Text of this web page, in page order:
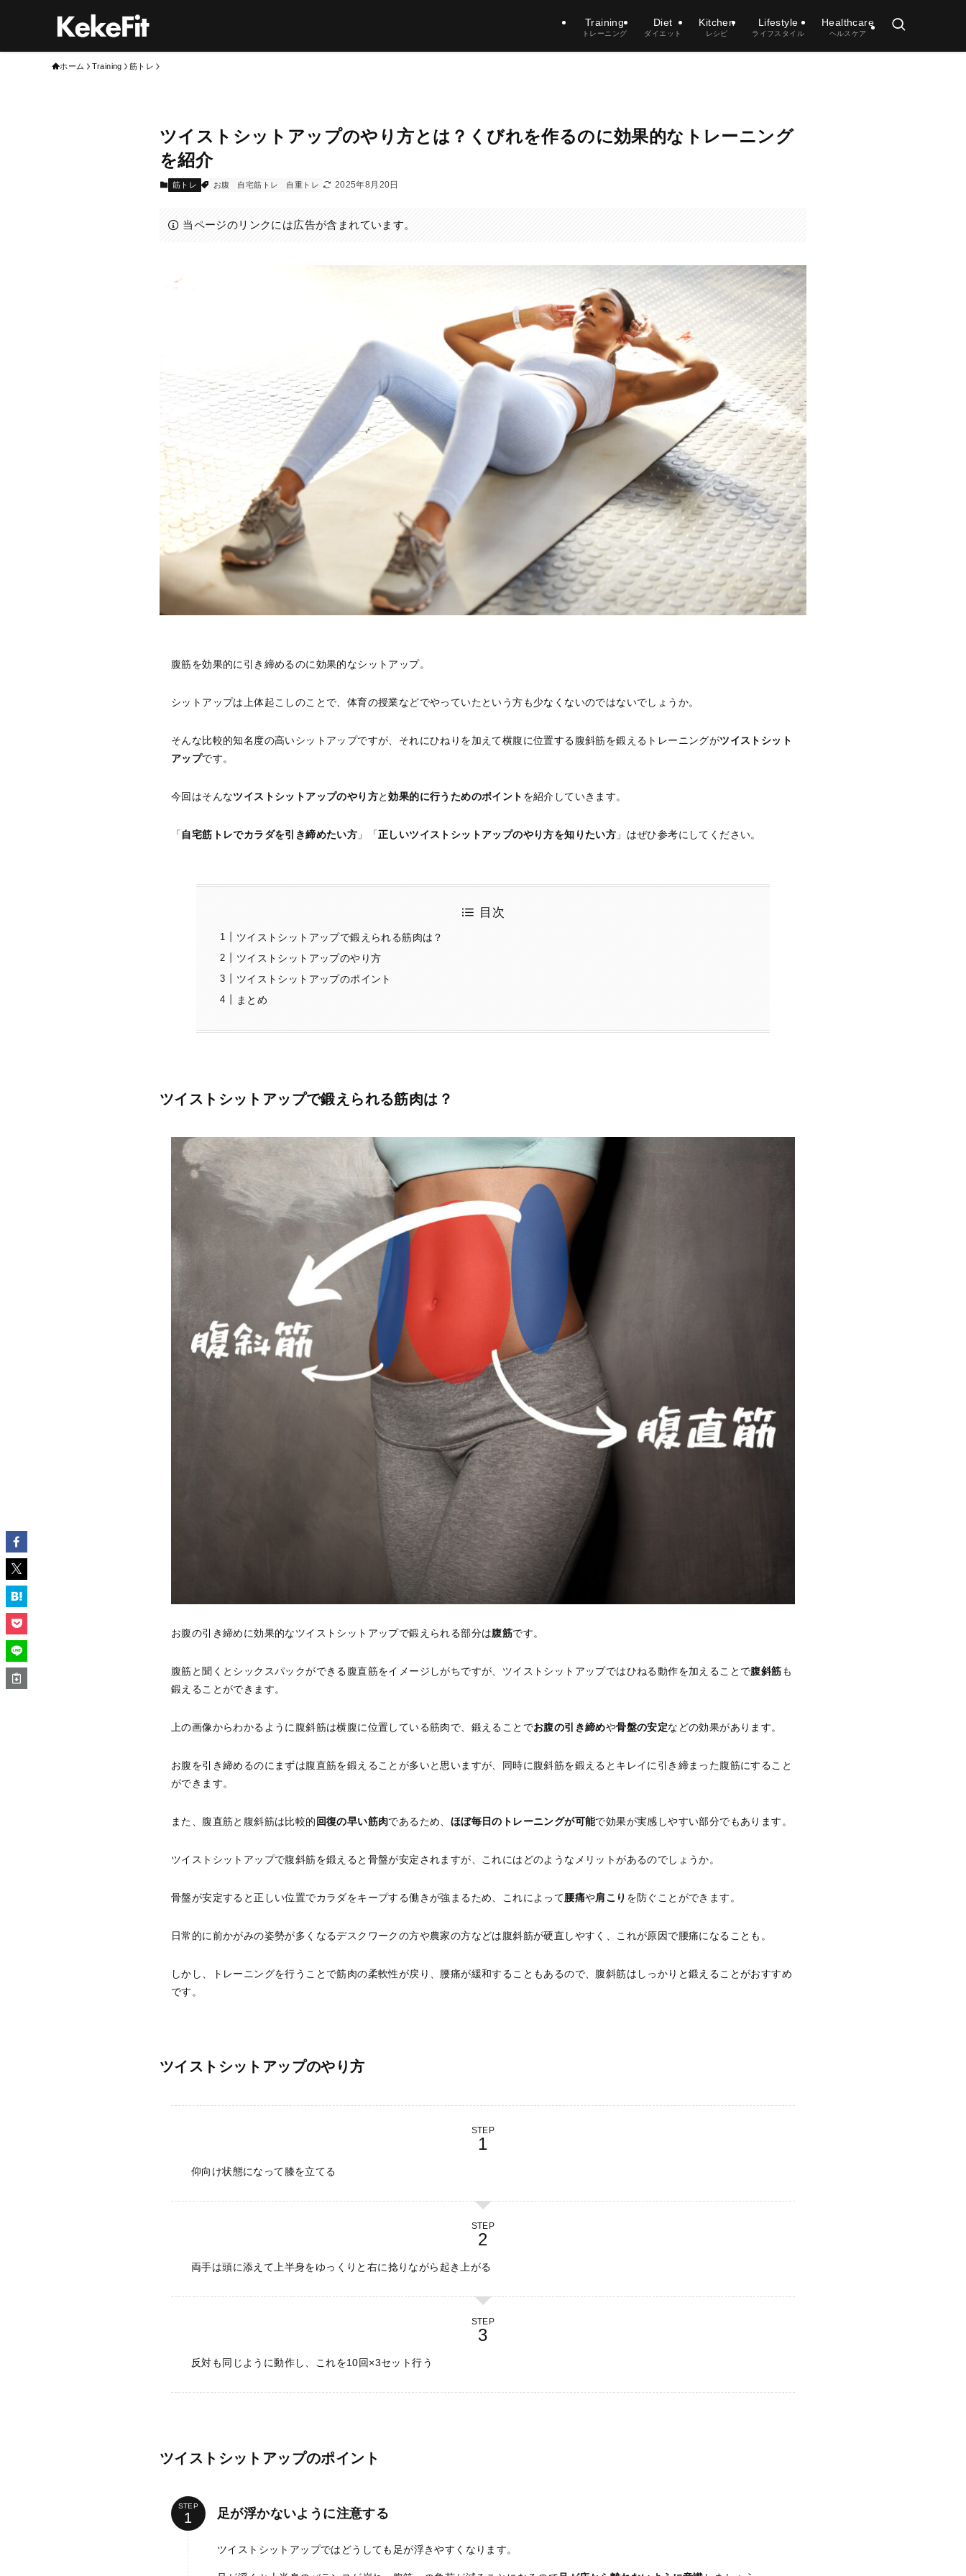
Training
トレーニング
Diet
ダイエット
Kitchen
レシピ
Lifestyle
ライフスタイル
Healthcare
ヘルスケア
ホーム Training 筋トレ
ツイストシットアップのやり方とは？くびれを作るのに効果的なトレーニング
を紹介
筋トレ お腹 自宅筋トレ 自重トレ 2025年8月20日
当ページのリンクには広告が含まれています。
腹筋を効果的に引き締めるのに効果的なシットアップ。
シットアップは上体起こしのことで、体育の授業などでやっていたという方も少なくないのではないでしょうか。
そんな比較的知名度の高いシットアップですが、それにひねりを加えて横腹に位置する腹斜筋を鍛えるトレーニングがツイストシット
アップです。
今回はそんなツイストシットアップのやり方と効果的に行うためのポイント を紹介していきます。
「 自宅筋トレでカラダを引き締めたい方 」「正しいツイストシットアップのやり方を知りたい方 」はぜひ参考にしてください。
目次
ツイストシットアップで鍛えられる筋肉は？
ツイストシットアップのやり方
ツイストシットアップのポイント
まとめ
ツイストシットアップで鍛えられる筋肉は？
お腹の引き締めに効果的なツイストシットアップで鍛えられる部分は腹筋です。
腹筋と聞くとシックスパックができる腹直筋をイメージしがちですが、ツイストシットアップではひねる動作を加えることで腹斜筋も
鍛えることができます。
上の画像からわかるように腹斜筋は横腹に位置している筋肉で、鍛えることでお腹の引き締めや骨盤の安定などの効果があります。
お腹を引き締めるのにまずは腹直筋を鍛えることが多いと思いますが、同時に腹斜筋を鍛えるとキレイに引き締まった腹筋にすること
ができます。
また、腹直筋と腹斜筋は比較的 回復の早い筋肉であるため、 ほぼ毎日のトレーニングが可能で効果が実感しやすい部分でもあります。
ツイストシットアップで腹斜筋を鍛えると骨盤が安定されますが、これにはどのようなメリットがあるのでしょうか。
骨盤が安定すると正しい位置でカラダをキープする働きが強まるため、これによって腰痛や肩こり を防ぐことができます。
日常的に前かがみの姿勢が多くなるデスクワークの方や農家の方などは腹斜筋が硬直しやすく、これが原因で腰痛になることも。
しかし、トレーニングを行うことで筋肉の柔軟性が戻り、腰痛が緩和することもあるので、腹斜筋はしっかりと鍛えることがおすすめ
です。
ツイストシットアップのやり方
STEP
仰向け状態になって膝を立てる
STEP
両手は頭に添えて上半身をゆっくりと右に捻りながら起き上がる
STEP
反対も同じように動作し、これを10回×3セット行う
ツイストシットアップのポイント
STEP
足が浮かないように注意する
ツイストシットアップではどうしても足が浮きやすくなります。